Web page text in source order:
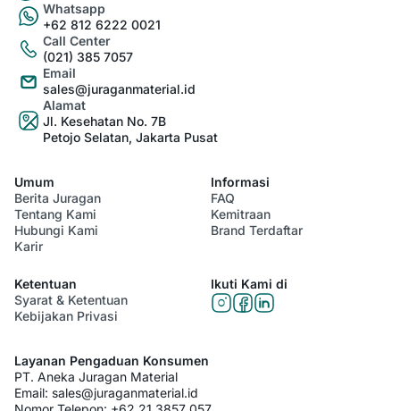
Whatsapp
+62 812 6222 0021
Call Center
(021) 385 7057
Email
sales@juraganmaterial.id
Alamat
Jl. Kesehatan No. 7B
Petojo Selatan, Jakarta Pusat
Umum
Berita Juragan
Tentang Kami
Hubungi Kami
Karir
Informasi
FAQ
Kemitraan
Brand Terdaftar
Ketentuan
Syarat & Ketentuan
Kebijakan Privasi
Ikuti Kami di
Layanan Pengaduan Konsumen
PT. Aneka Juragan Material
Email: sales@juraganmaterial.id